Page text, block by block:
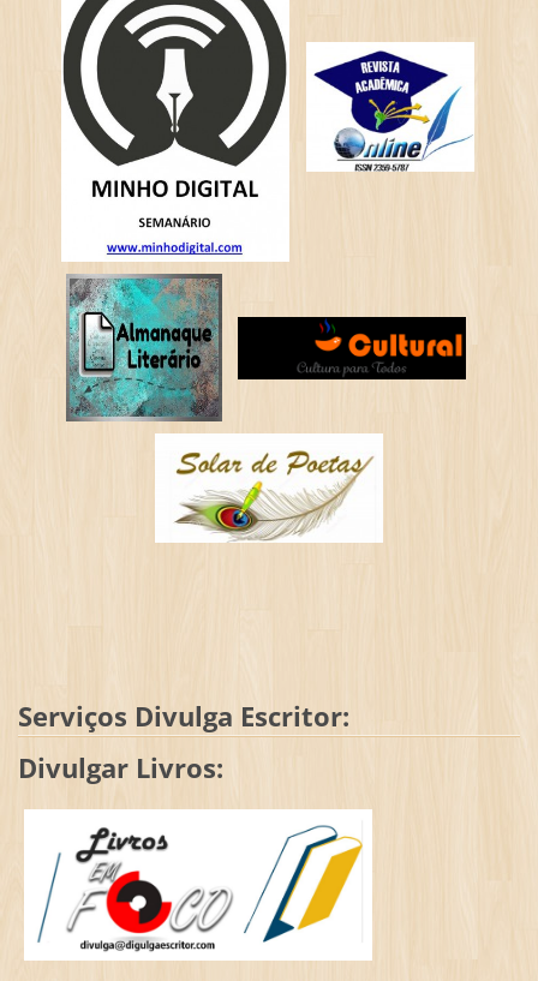
Serviços Divulga Escritor:
Divulgar Livros: